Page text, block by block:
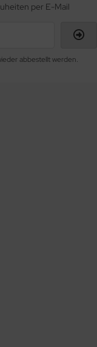
per E-Mail
abbestellt werden.